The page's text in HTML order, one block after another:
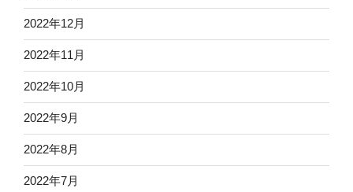
2022年12月
2022年11月
2022年10月
2022年9月
2022年8月
2022年7月